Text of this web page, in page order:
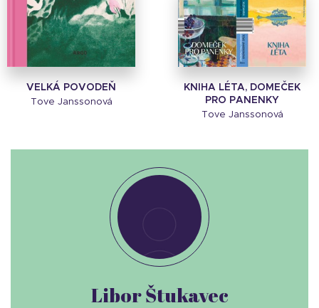
VELKÁ POVODEŇ
Tove Janssonová
KNIHA LÉTA, DOMEČEK
PRO PANENKY
Tove Janssonová
Libor Štukavec